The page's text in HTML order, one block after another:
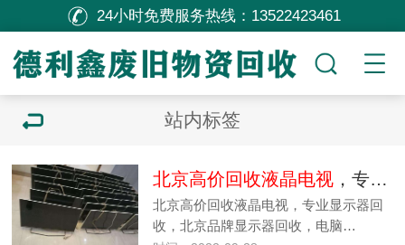
24小时免费服务热线： 13522423461
站内标签
北京高价回收液晶电视，专业显示器回收
北京高价回收液晶电视，专业显示器回
收，北京品牌显示器回收，电脑…